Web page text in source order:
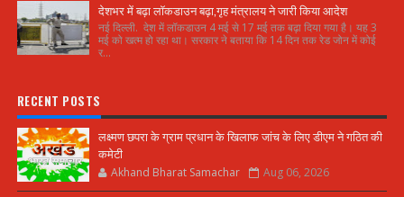
देशभर में बढ़ा लॉकडाउन बढ़ा,गृह मंत्रालय ने जारी किया आदेश
नई दिल्ली. देश में लॉकडाउन 4 मई से 17 मई तक बढ़ा दिया गया है। यह 3
मई को खत्म हो रहा था। सरकार ने बताया कि 14 दिन तक रेड जोन में कोई
र...
RECENT POSTS
लक्ष्मण छपरा के ग्राम प्रधान के खिलाफ जांच के लिए डीएम ने गठित की
कमेटी
Akhand Bharat Samachar Aug 06, 2026